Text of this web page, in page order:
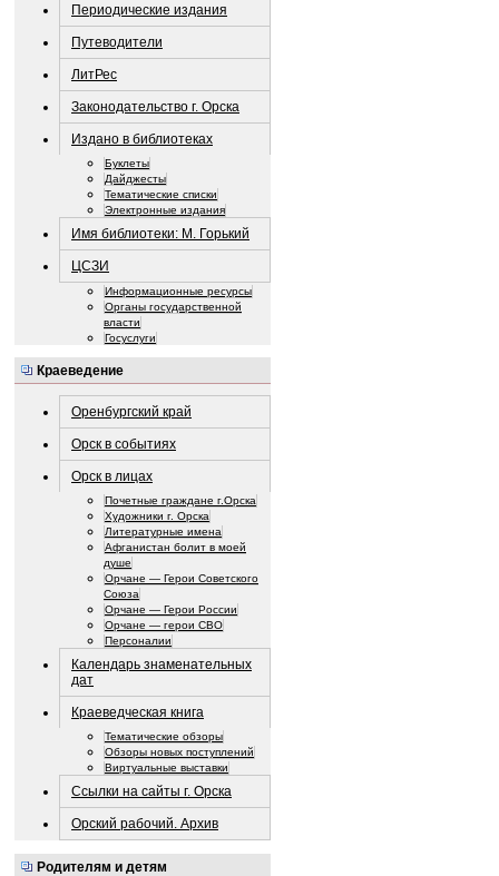
Периодические издания
Путеводители
ЛитРес
Законодательство г. Орска
Издано в библиотеках
Буклеты
Дайджесты
Тематические списки
Электронные издания
Имя библиотеки: М. Горький
ЦСЗИ
Информационные ресурсы
Органы государственной
власти
Госуслуги
Краеведение
Оренбургский край
Орск в событиях
Орск в лицах
Почетные граждане г.Орска
Художники г. Орска
Литературные имена
Афганистан болит в моей
душе
Орчане — Герои Советского
Союза
Орчане — Герои России
Орчане — герои СВО
Персоналии
Календарь знаменательных
дат
Краеведческая книга
Тематические обзоры
Обзоры новых поступлений
Виртуальные выставки
Ссылки на сайты г. Орска
Орский рабочий. Архив
Родителям и детям